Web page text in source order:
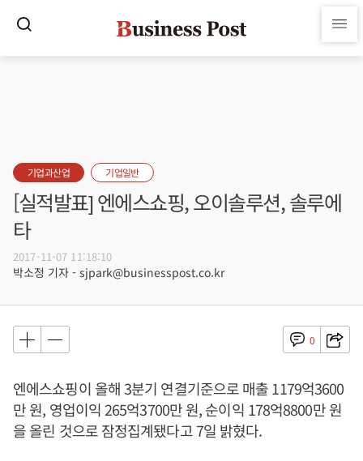
기업과산업 기업일반
[실적발표] 엔에스쇼핑, 오이솔루션, 솔루에
타
2017-11-07 11:18:10
박소정 기자 - sjpark@businesspost.co.kr
0
엔에스쇼핑이 올해 3분기 연결기준으로 매출 1179억3600
만 원, 영업이익 265억3700만 원, 순이익 178억8800만 원
을 올린 것으로 잠정집계됐다고 7일 밝혔다.